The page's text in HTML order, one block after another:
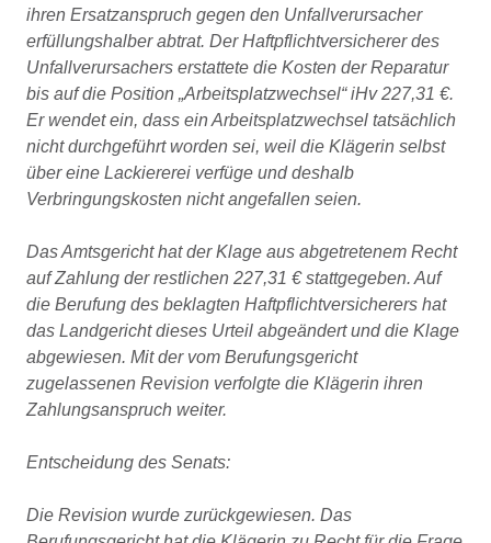
ihren Ersatzanspruch gegen den Unfallverursacher
erfüllungshalber abtrat. Der Haftpflichtversicherer des
Unfallverursachers erstattete die Kosten der Reparatur
bis auf die Position „Arbeitsplatzwechsel“ iHv 227,31 €.
Er wendet ein, dass ein Arbeitsplatzwechsel tatsächlich
nicht durchgeführt worden sei, weil die Klägerin selbst
über eine Lackiererei verfüge und deshalb
Verbringungskosten nicht angefallen seien.
Das Amtsgericht hat der Klage aus abgetretenem Recht
auf Zahlung der restlichen 227,31 € stattgegeben. Auf
die Berufung des beklagten Haftpflichtversicherers hat
das Landgericht dieses Urteil abgeändert und die Klage
abgewiesen. Mit der vom Berufungsgericht
zugelassenen Revision verfolgte die Klägerin ihren
Zahlungsanspruch weiter.
Entscheidung des Senats:
Die Revision wurde zurückgewiesen. Das